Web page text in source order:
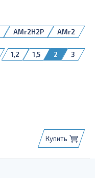
АМг2Н2P АМг2
1,2 1,5 2 3
Купить